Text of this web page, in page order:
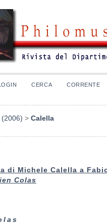
CERCA
CORRENTE
(2006) > Calella
di Michele Calella a
Colas